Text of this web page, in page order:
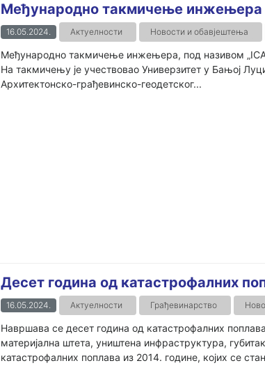
Међународно такмичење инжењера
16.05.2024. Актуелности Новости и обавјештења
Међународно такмичење инжењера, под називом
На такмичењу је учествовао Универзитет у Бањој
Архитектонско-грађевинско-геодетског...
Десет година од катастрофалних
16.05.2024. Актуелности Грађевинарство
Навршава се десет година од катастрофалних
материјална штета, уништена инфраструктура,
катастрофалних поплава из 2014. године, којих се